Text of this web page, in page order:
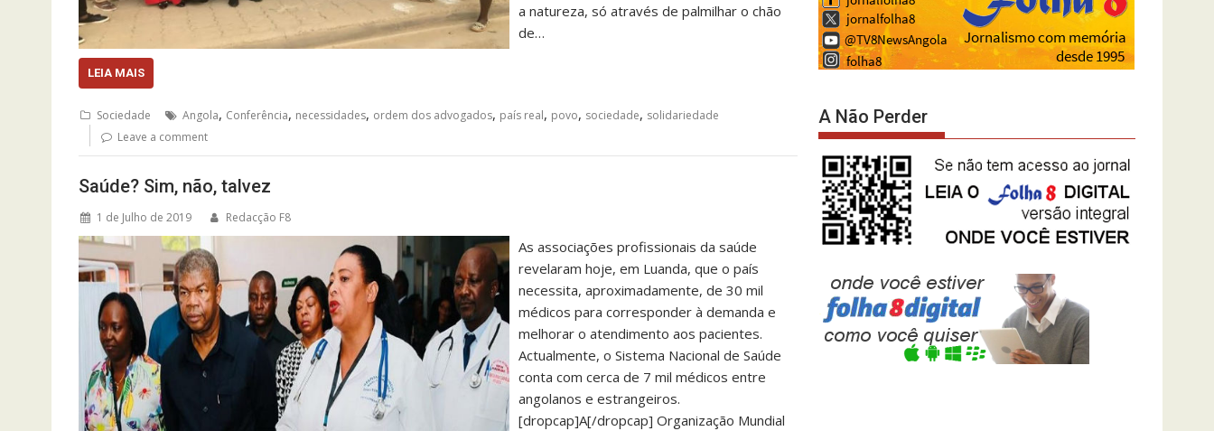
a natureza, só através de palmilhar o chão
de…
LEIA MAIS
Sociedade Angola, Conferência, necessidades, ordem dos advogados, país real, povo, sociedade, solidariedade
Leave a comment
Saúde? Sim, não, talvez
1 de Julho de 2019 Redacção F8
As associações profissionais da saúde
revelaram hoje, em Luanda, que o país
necessita, aproximadamente, de 30 mil
médicos para corresponder à demanda e
melhorar o atendimento aos pacientes.
Actualmente, o Sistema Nacional de Saúde
conta com cerca de 7 mil médicos entre
angolanos e estrangeiros.
[dropcap]A[/dropcap] Organização Mundial
A Não Perder